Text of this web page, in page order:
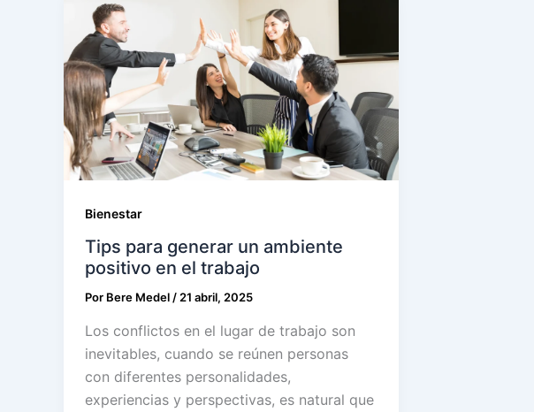
Bienestar
Tips para generar un ambiente
positivo en el trabajo
Por Bere Medel / 21 abril, 2025
Los conflictos en el lugar de trabajo son
inevitables, cuando se reúnen personas
con diferentes personalidades,
experiencias y perspectivas, es natural que